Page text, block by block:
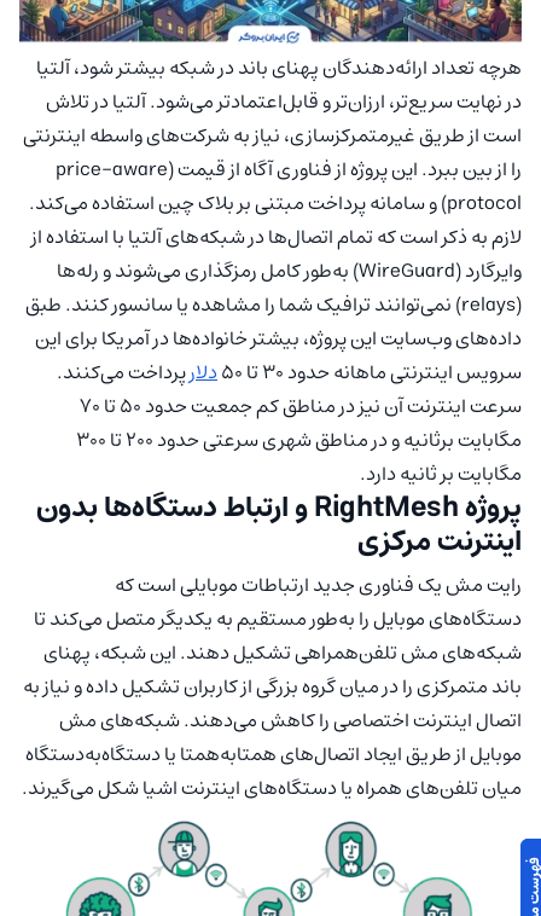
هرچه تعداد ارائه‌دهندگان پهنای باند در شبکه بیشتر شود، آلتیا
در نهایت سریع‌تر، ارزان‌تر و قابل‌اعتمادتر می‌شود. آلتیا در تلاش
است از طریق غیرمتمرکزسازی، نیاز به شرکت‌های واسطه اینترنتی
را از بین ببرد. این پروژه از فناوری آگاه از قیمت (price-aware
protocol) و سامانه پرداخت مبتنی بر بلاک چین استفاده می‌کند.
لازم به ذکر است که تمام اتصال‌ها در شبکه‌های آلتیا با استفاده از
وایرگارد (WireGuard) به‌طور کامل رمزگذاری می‌شوند و رله‌ها
(relays) نمی‌توانند ترافیک شما را مشاهده یا سانسور کنند. طبق
داده‌های وب‌سایت این پروژه، بیشتر خانواده‌ها در آمریکا برای این
سرویس اینترنتی ماهانه حدود ۳۰ تا ۵۰
دلارپرداخت می‌کنند.
سرعت اینترنت آن نیز در مناطق کم جمعیت حدود ۵۰ تا ۷۰
مگابایت برثانیه و در مناطق شهری سرعتی حدود ۲۰۰ تا ۳۰۰
مگابایت بر ثانیه دارد.
پروژه RightMesh و ارتباط دستگاه‌ها بدون
اینترنت مرکزی
رایت مش یک فناوری جدید ارتباطات موبایلی است که
دستگاه‌های موبایل را به‌طور مستقیم به یکدیگر متصل می‌کند تا
شبکه‌های مش تلفن‌همراهی تشکیل دهند. این شبکه، پهنای
باند متمرکزی را در میان گروه بزرگی از کاربران تشکیل داده و نیاز به
اتصال اینترنت اختصاصی را کاهش می‌دهند. شبکه‌های مش
موبایل از طریق ایجاد اتصال‌های همتابه‌همتا یا دستگاه‌به‌دستگاه
میان تلفن‌های همراه یا دستگاه‌های اینترنت اشیا شکل می‌گیرند.